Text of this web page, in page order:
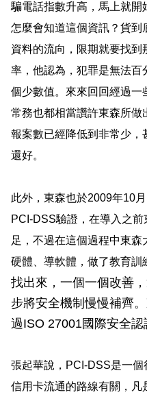
騙電話指數升高，馬上就開
怎麼會知道這個資訊？貨到
資料的流向，限期就要找
率，他認為，犯罪是無法百
個少數值。來來回回經過一
常務也都相當讚許東森所
報案數已經降低到非常少
還好。
此外，東森也於2009年10
PCI-DSS驗證， 在導入之前
足，不過在這個過程中東
硬體、導軟體，做了教育訓
找出來，一個一個改善
步將安全機制慢慢補齊
過ISO 27001國際安全認
張起華說， PCI-DSS是一個
信用卡流通的路線有關，凡